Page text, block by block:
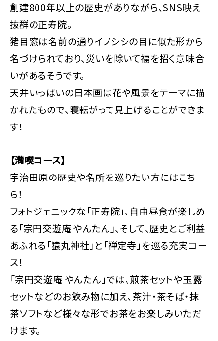
創建800年以上の歴史がありながら、SNS映え
抜群の正寿院。
猪目窓は名前の通りイノシシの目に似た形から
名づけられており、災いを除いて福を招く意味合
いがあるそうです。
天井いっぱいの日本画は花や風景をテーマに描
かれたもので、寝転がって見上げることができま
す！
【満喫コース】
宇治田原の歴史や名所を巡りたい方にはこち
ら！
フォトジェニックな「正寿院」、自由昼食が楽しめ
る「宗円交遊庵 やんたん」、そして、歴史とご利益
あふれる「猿丸神社」と「禅定寺」を巡る充実コー
ス！
「宗円交遊庵 やんたん」では、煎茶セットや玉露
セットなどのお飲み物に加え、茶汁・茶そば・抹
茶ソフトなど様々な形でお茶をお楽しみいただ
けます。